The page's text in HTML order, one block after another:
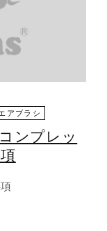
アブラシ
ンプレッ